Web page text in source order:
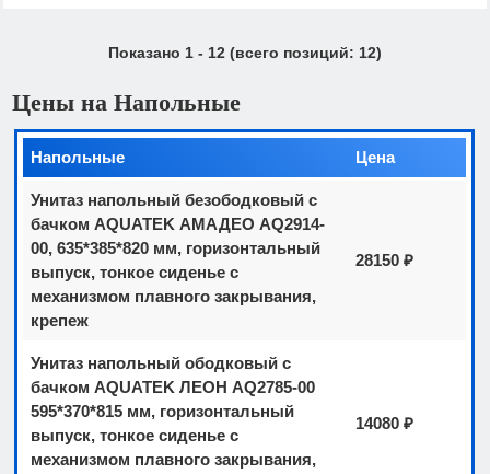
Показано 1 - 12 (всего позиций: 12)
Цены на Напольные
Напольные Цена
Унитаз напольный безободковый с
бачком AQUATEK АМАДЕО AQ2914-
00, 635*385*820 мм, горизонтальный
выпуск, тонкое сиденье с
механизмом плавного закрывания,
крепеж
28150 ₽
Унитаз напольный ободковый с
бачком AQUATEK ЛЕОН AQ2785-00
595*370*815 мм, горизонтальный
выпуск, тонкое сиденье с
механизмом плавного закрывания,
14080 ₽